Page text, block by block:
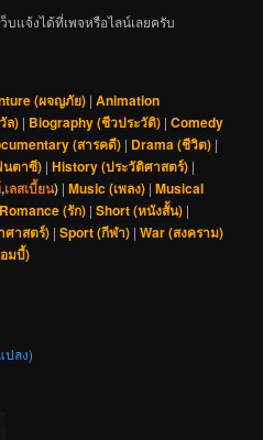
แจ้งได้ที่เพจหรือไลน์เลยครับ
(ผจญภัย) |Animation
ล) | Biography (ชีวประวัติ) |Comedy
(สารคดี) | Drama (ชีวิต) |
นตาซี) |History (ประวัติศาสตร์) |
,เลสเบี้ยน) |Music (เพลง) |Musical
Romance (รัก) |Short (หนังสั้น) |
ศาสตร์) |Sport (กีฬา) |War (สงคราม)
มบี้)
ปลง)